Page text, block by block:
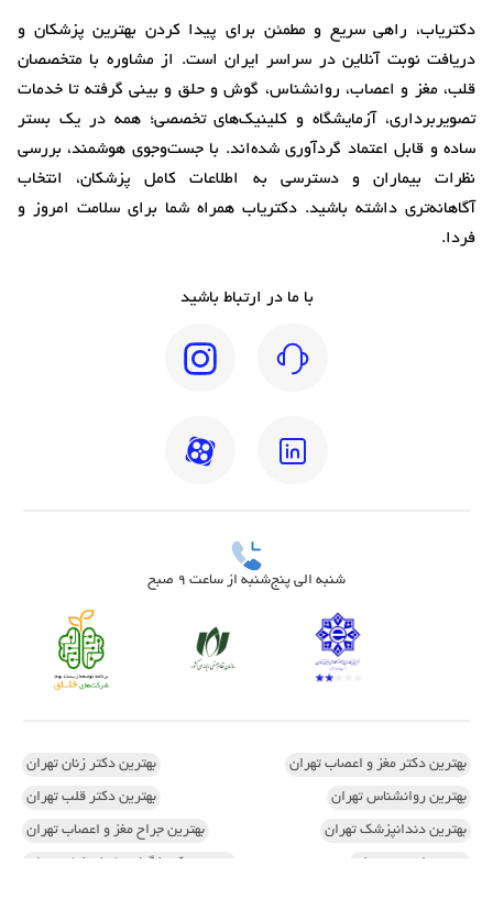
دکتریاب، راهی سریع و مطمئن برای پیدا کردن بهترین پزشکان و
دریافت نوبت آنلاین در سراسر ایران است. از مشاوره با متخصصان
قلب، مغز و اعصاب، روانشناس، گوش و حلق و بینی گرفته تا خدمات
تصویربرداری، آزمایشگاه و کلینیک‌های تخصصی؛ همه در یک بستر
ساده و قابل اعتماد گردآوری شده‌اند. با جست‌وجوی هوشمند، بررسی
نظرات بیماران و دسترسی به اطلاعات کامل پزشکان، انتخاب
آگاهانه‌تری داشته باشید. دکتریاب همراه شما برای سلامت امروز و
فردا.
با ما در ارتباط باشید
شنبه الی پنج‌شنبه از ساعت 9 صبح
بهترین دکتر مغز و اعصاب تهران بهترین دکتر زنان تهران
بهترین روانشناس تهران بهترین دکتر قلب تهران
بهترین دندانپزشک تهران بهترین جراح مغز و اعصاب تهران